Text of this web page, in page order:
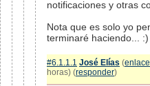
notificaciones y otras
Nota que es solo yo
terminaré haciendo... :)
#6.1.1.1 José Elías (enlace
horas) (responder)